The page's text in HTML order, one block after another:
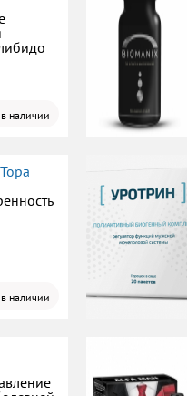
в наличии
в наличии